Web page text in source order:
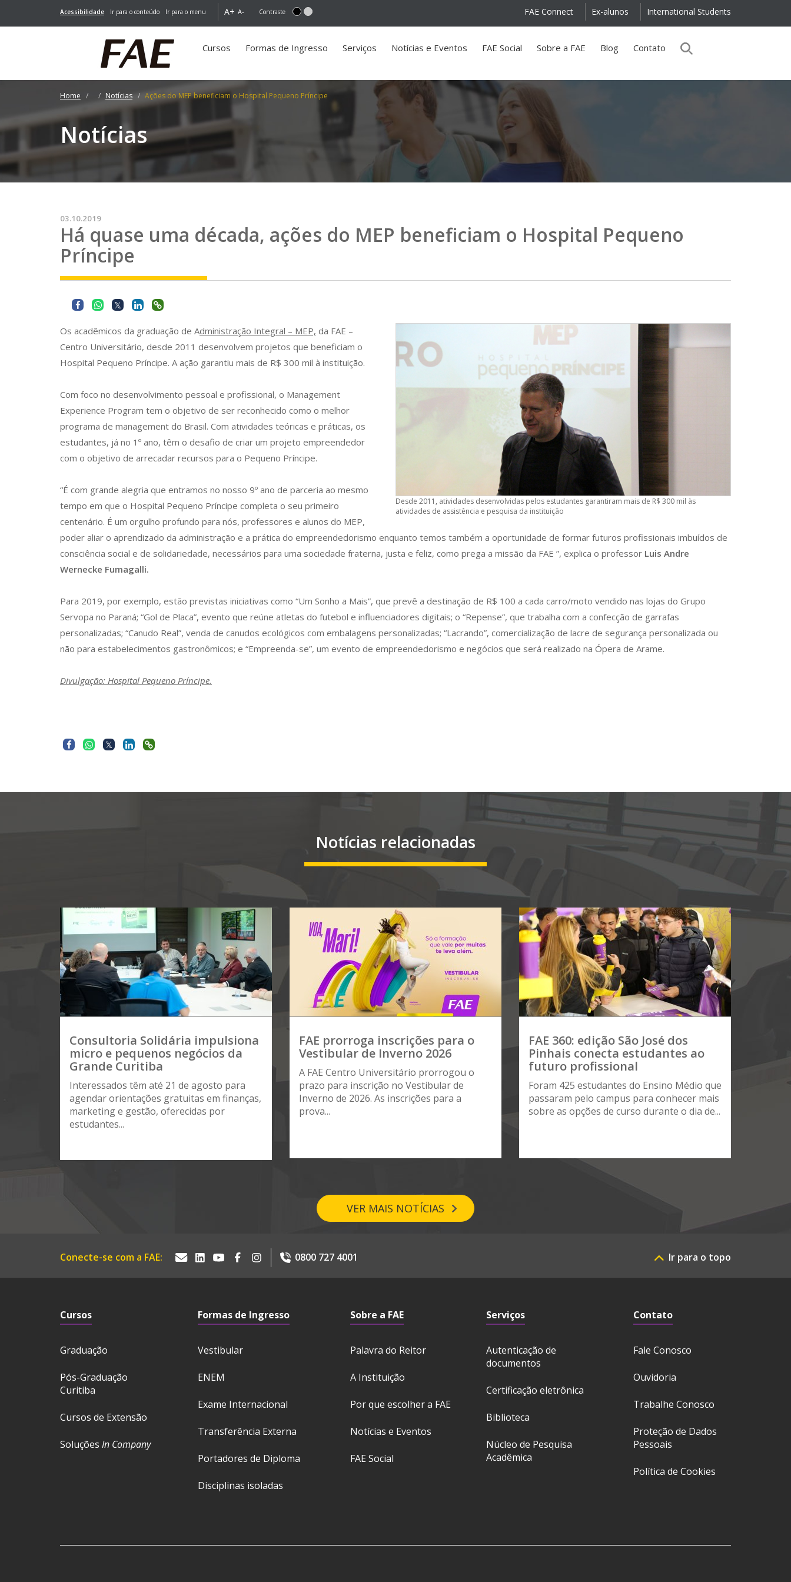
Acessibilidade Ir para o conteúdo Ir para o menu A+ A- Contraste International Students
Ex-alunos
FAE Connect
Cursos Formas de Ingresso Serviços Notícias e Eventos FAE Social Sobre a FAE Blog Contato
Home Notícias Ações do MEP beneficiam o Hospital Pequeno Príncipe
Notícias
03.10.2019
Há quase uma década, ações do MEP beneficiam o Hospital Pequeno
Príncipe
Desde 2011, atividades desenvolvidas pelos estudantes garantiram mais de R$ 300 mil às
atividades de assistência e pesquisa da instituição
Os acadêmicos da graduação de Administração Integral – MEP, da FAE –
Centro Universitário, desde 2011 desenvolvem projetos que beneficiam o
Hospital Pequeno Príncipe. A ação garantiu mais de R$ 300 mil à instituição.
Com foco no desenvolvimento pessoal e profissional, o Management
Experience Program tem o objetivo de ser reconhecido como o melhor
programa de management do Brasil. Com atividades teóricas e práticas, os
estudantes, já no 1º ano, têm o desafio de criar um projeto empreendedor
com o objetivo de arrecadar recursos para o Pequeno Príncipe.
“É com grande alegria que entramos no nosso 9º ano de parceria ao mesmo
tempo em que o Hospital Pequeno Príncipe completa o seu primeiro
centenário. É um orgulho profundo para nós, professores e alunos do MEP,
poder aliar o aprendizado da administração e a prática do empreendedorismo enquanto temos também a oportunidade de formar futuros profissionais imbuídos de
consciência social e de solidariedade, necessários para uma sociedade fraterna, justa e feliz, como prega a missão da FAE ”, explica o professor Luis Andre
Wernecke Fumagalli.
Para 2019, por exemplo, estão previstas iniciativas como “Um Sonho a Mais”, que prevê a destinação de R$ 100 a cada carro/moto vendido nas lojas do Grupo
Servopa no Paraná; “Gol de Placa”, evento que reúne atletas do futebol e influenciadores digitais; o “Repense”, que trabalha com a confecção de garrafas
personalizadas; “Canudo Real”, venda de canudos ecológicos com embalagens personalizadas; “Lacrando”, comercialização de lacre de segurança personalizada ou
não para estabelecimentos gastronômicos; e “Empreenda-se”, um evento de empreendedorismo e negócios que será realizado na Ópera de Arame.
Divulgação: Hospital Pequeno Príncipe.
Notícias relacionadas
Consultoria Solidária impulsiona
micro e pequenos negócios da
Grande Curitiba
Interessados têm até 21 de agosto para
agendar orientações gratuitas em finanças,
marketing e gestão, oferecidas por
estudantes...
FAE prorroga inscrições para o
Vestibular de Inverno 2026
A FAE Centro Universitário prorrogou o
prazo para inscrição no Vestibular de
Inverno de 2026. As inscrições para a
prova...
FAE 360: edição São José dos
Pinhais conecta estudantes ao
futuro profissional
Foram 425 estudantes do Ensino Médio que
passaram pelo campus para conhecer mais
sobre as opções de curso durante o dia de...
VER MAIS NOTÍCIAS
Conecte-se com a FAE: 0800 727 4001 Ir para o topo
Cursos
Graduação
Pós-Graduação
Curitiba
Cursos de Extensão
Soluções In Company
Formas de Ingresso
Vestibular
ENEM
Exame Internacional
Transferência Externa
Portadores de Diploma
Disciplinas isoladas
Sobre a FAE
Palavra do Reitor
A Instituição
Por que escolher a FAE
Notícias e Eventos
FAE Social
Serviços
Autenticação de
documentos
Certificação eletrônica
Biblioteca
Núcleo de Pesquisa
Acadêmica
Contato
Fale Conosco
Ouvidoria
Trabalhe Conosco
Proteção de Dados
Pessoais
Política de Cookies